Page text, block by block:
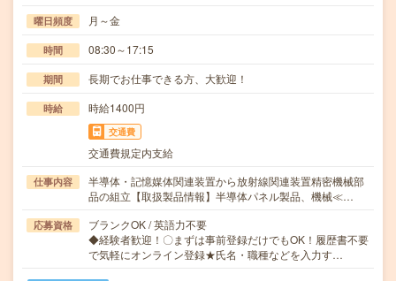
曜日頻度 月～金
時間 08:30～17:15
期間 長期でお仕事できる方、大歓迎！
時給 時給1400円
交通費
交通費規定内支給
仕事内容
半導体・記憶媒体関連装置から放射線関連装置精密機械部
品の組立【取扱製品情報】半導体パネル製品、機械≪…
応募資格
ブランクOK / 英語力不要
◆経験者歓迎！〇まずは事前登録だけでもOK！履歴書不要
で気軽にオンライン登録★氏名・職種などを入力す…